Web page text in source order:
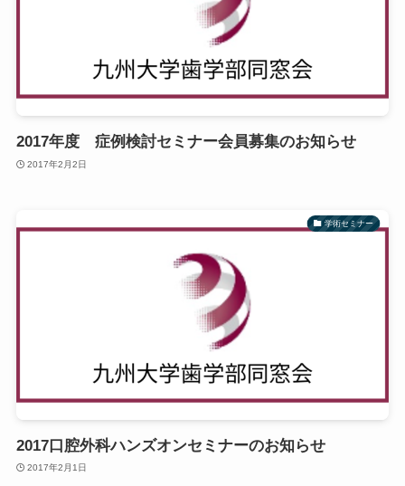
2017年度 症例検討セミナー会員募集のお知らせ
2017年2月2日
学術セミナー
2017口腔外科ハンズオンセミナーのお知らせ
2017年2月1日